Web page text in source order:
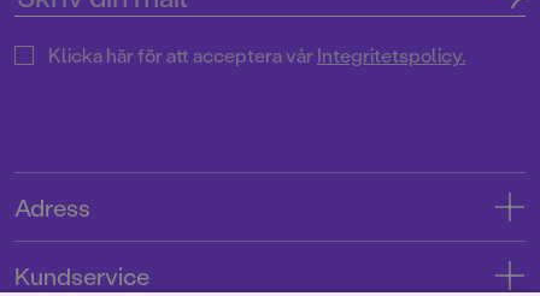
Klicka här för att acceptera vårIntegritetspolicy.
Adress
Kundservice